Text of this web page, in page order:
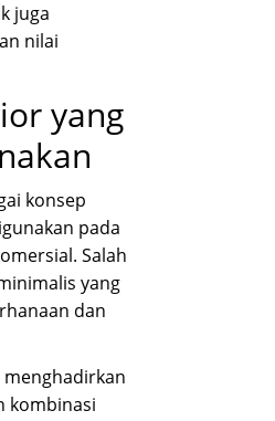
juga
nilai
yang
konsep
pada
Salah
yang
dan
kombinasi